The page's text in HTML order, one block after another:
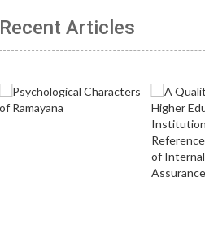
Recent Articles